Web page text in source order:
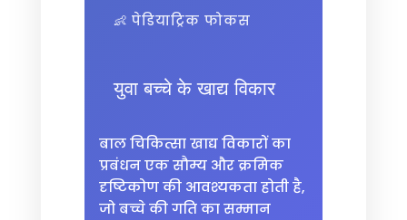
👶 पेडियाट्रिक फोकस
युवा बच्चे के खाद्य विकार
बाल चिकित्सा खाद्य विकारों का
प्रबंधन एक सौम्य और क्रमिक
दृष्टिकोण की आवश्यकता होती है,
जो बच्चे की गति का सम्मान